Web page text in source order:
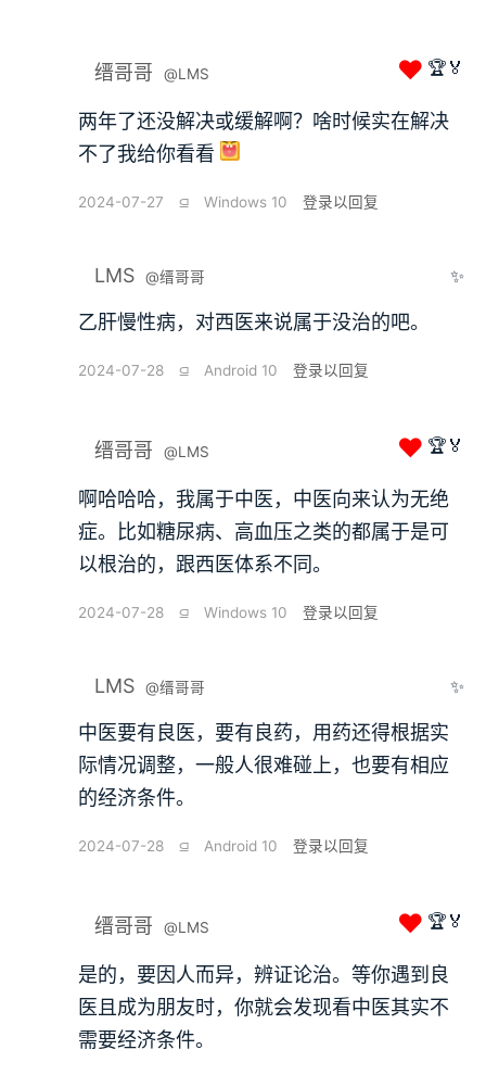
缙哥哥 @LMS ❤ 🏆🏅
两年了还没解决或缓解啊？啥时候实在解决
不了我给你看看
2024-07-27 ⫑ Windows 10 登录以回复
LMS @缙哥哥 ✨
乙肝慢性病，对西医来说属于没治的吧。
2024-07-28 ⫑ Android 10 登录以回复
缙哥哥 @LMS ❤ 🏆🏅
啊哈哈哈，我属于中医，中医向来认为无绝
症。比如糖尿病、高血压之类的都属于是可
以根治的，跟西医体系不同。
2024-07-28 ⫑ Windows 10 登录以回复
LMS @缙哥哥 ✨
中医要有良医，要有良药，用药还得根据实
际情况调整，一般人很难碰上，也要有相应
的经济条件。
2024-07-28 ⫑ Android 10 登录以回复
缙哥哥 @LMS ❤ 🏆🏅
是的，要因人而异，辨证论治。等你遇到良
医且成为朋友时，你就会发现看中医其实不
需要经济条件。